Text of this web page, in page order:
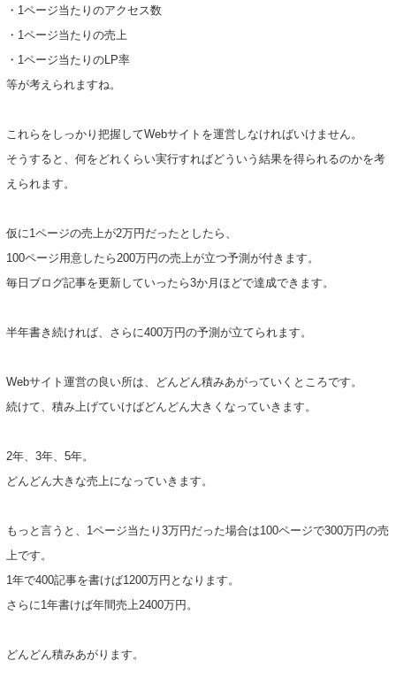
・1ページ当たりのアクセス数
・1ページ当たりの売上
・1ページ当たりのLP率
等が考えられますね。
これらをしっかり把握してWebサイトを運営しなければいけません。
そうすると、何をどれくらい実行すればどういう結果を得られるのかを考
えられます。
仮に1ページの売上が2万円だったとしたら、
100ページ用意したら200万円の売上が立つ予測が付きます。
毎日ブログ記事を更新していったら3か月ほどで達成できます。
半年書き続ければ、さらに400万円の予測が立てられます。
Webサイト運営の良い所は、どんどん積みあがっていくところです。
続けて、積み上げていけばどんどん大きくなっていきます。
2年、3年、5年。
どんどん大きな売上になっていきます。
もっと言うと、1ページ当たり3万円だった場合は100ページで300万円の売
上です。
1年で400記事を書けば1200万円となります。
さらに1年書けば年間売上2400万円。
どんどん積みあがります。